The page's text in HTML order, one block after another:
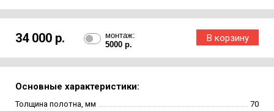
34 000 р.
монтаж:
5000 р.
Основные характеристики:
Толщина полотна, мм
70